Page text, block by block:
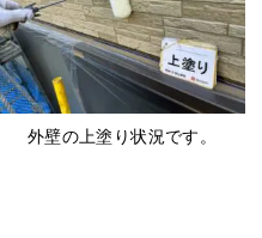
外壁の上塗り状況です。